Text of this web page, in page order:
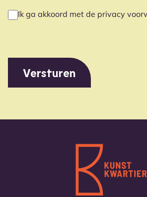
PRIVACY
Ik ga akkoord met de privacy